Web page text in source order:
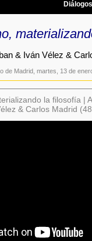
& Iván Vélez &
de Madrid, martes, 13 de
la filosofía |
& Carlos Madrid